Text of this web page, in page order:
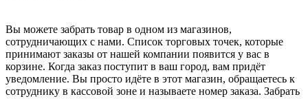
Вы можете забрать товар в одном из магазинов,
сотрудничающих с нами. Список торговых точек, которые
принимают заказы от нашей компании появится у вас в
корзине. Когда заказ поступит в ваш город, вам придёт
уведомление. Вы просто идёте в этот магазин, обращаетесь к
сотруднику в кассовой зоне и называете номер заказа. Забрать